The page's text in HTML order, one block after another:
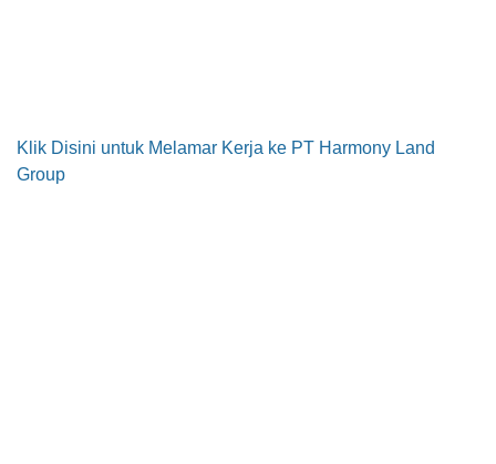
Klik Disini untuk Melamar Kerja ke PT Harmony Land
Group